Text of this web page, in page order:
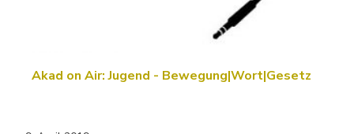
Akad on Air: Jugend - Bewegung|Wort|Gesetz